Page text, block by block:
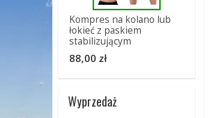
Kompres na kolano lub
łokieć z paskiem
stabilizującym
88,00 zł
Wyprzedaż